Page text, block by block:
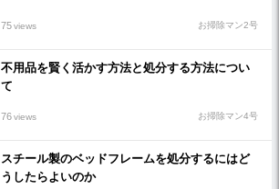
75views お掃除マン2号
不用品を賢く活かす方法と処分する方法につい
て
76views お掃除マン4号
スチール製のベッドフレームを処分するにはど
うしたらよいのか